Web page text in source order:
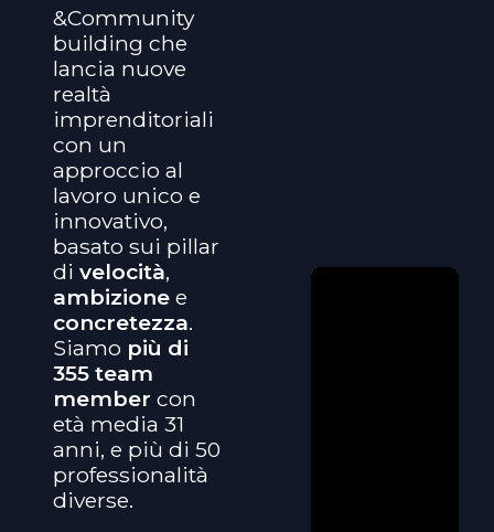
&Community
building che
lancia nuove
realtà
imprenditoriali
con un
approccio al
lavoro unico e
innovativo,
basato sui pillar
di velocità,
ambizione e
concretezza.
Siamo più di
355 team
member con
età media 31
anni, e più di 50
professionalità
diverse.